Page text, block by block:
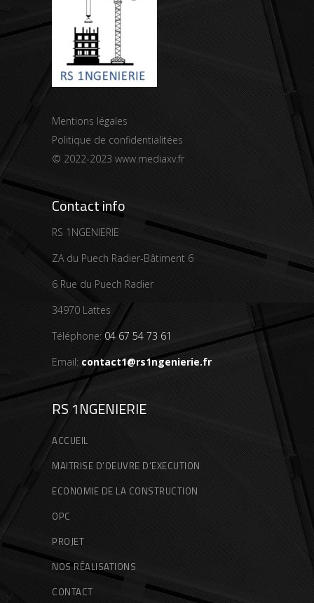
Mentions légales
Politique de confidentialitées
© 2022-2023 www.mediaxv.fr
Contact info
RS 1NGENIERIE
ZA du Puech Radier-Bâtiment 6
6 Rue du Puech Radier
34970 Lattes
Téléphone: 04 67 54 73 61
Email: contact1@rs1ngenierie.fr
RS 1NGENIERIE
ACCUEIL
MAITRISE D’OEUVRE D’EXECUTION
ECONOMIE DE LA CONSTRUCTION
OPC
PROJET
NOS RÉALISATIONS
CONTACT